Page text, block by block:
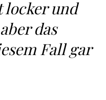
locker und
das
Fall gar